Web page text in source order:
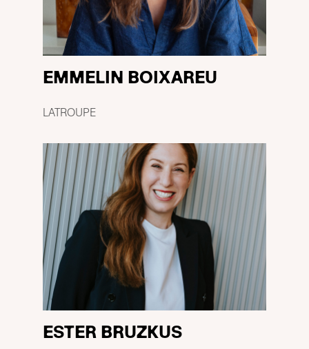
EMMELIN BOIXAREU
LATROUPE
ESTER BRUZKUS